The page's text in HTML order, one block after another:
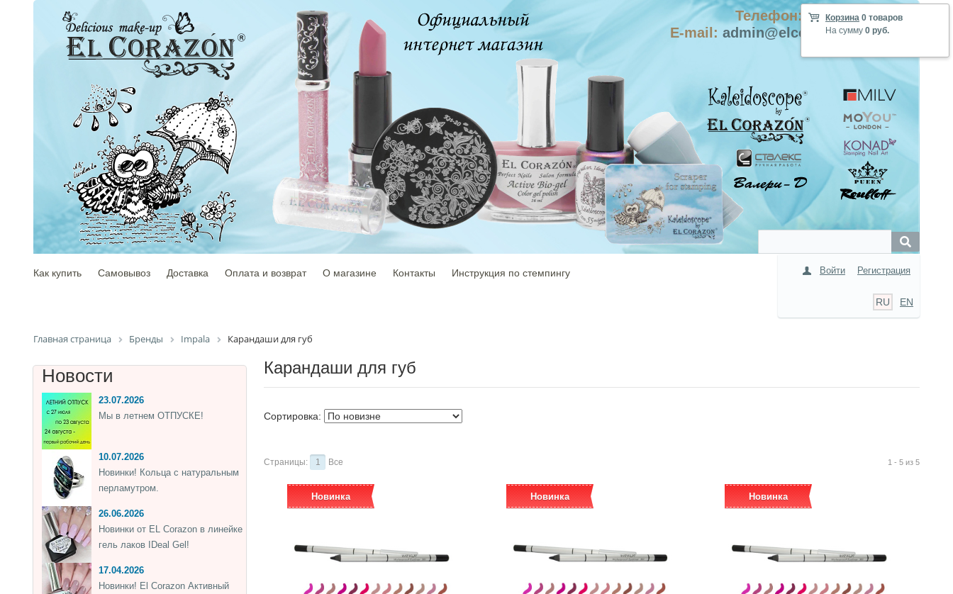
Телефон: +7-915-423-9555
E-mail: admin@elcorazon-shop.com
Корзина 0 товаров
На сумму 0 руб.
Войти Регистрация
RU EN
Как купить Самовывоз Доставка Оплата и возврат О магазине Контакты Инструкция по стемпингу
Главная страница Бренды Impala Карандаши для губ
Карандаши для губ
Сортировка:
1 - 5 из 5
Страницы: 1 Все
Новинка Новинка Новинка
Новости
23.07.2026
Мы в летнем ОТПУСКЕ!
10.07.2026
Новинки! Кольца с натуральным
перламутром.
26.06.2026
Новинки от EL Corazon в линейке
гель лаков IDeal Gel!
17.04.2026
Новинки! El Corazon Активный